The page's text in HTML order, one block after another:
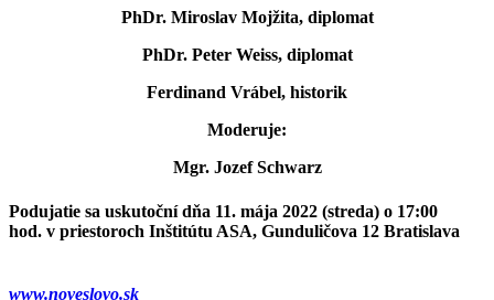
PhDr. Miroslav Mojžita, diplomat
PhDr. Peter Weiss, diplomat
Ferdinand Vrábel, historik
Moderuje:
Mgr. Jozef Schwarz
Podujatie sa uskutoční dňa 11. mája 2022 (streda) o 17:00
hod. v priestoroch Inštitútu ASA, Gunduličova 12 Bratislava
www.noveslovo.sk